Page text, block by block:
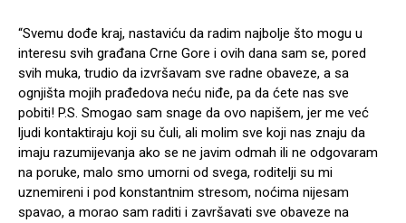
“Svemu dođe kraj, nastaviću da radim najbolje što mogu u
interesu svih građana Crne Gore i ovih dana sam se, pored
svih muka, trudio da izvršavam sve radne obaveze, a sa
ognjišta mojih prađedova neću niđe, pa da ćete nas sve
pobiti! P.S. Smogao sam snage da ovo napišem, jer me već
ljudi kontaktiraju koji su čuli, ali molim sve koji nas znaju da
imaju razumijevanja ako se ne javim odmah ili ne odgovaram
na poruke, malo smo umorni od svega, roditelji su mi
uznemireni i pod konstantnim stresom, noćima nijesam
spavao, a morao sam raditi i završavati sve obaveze na